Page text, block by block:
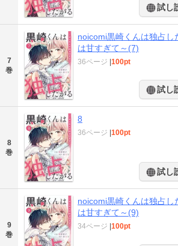
試し
7
巻
noicomi黒崎くんは独占し
は甘すぎて～(7)
36ページ |100pt
試し
8
巻
8
36ページ |100pt
試し
9
巻
noicomi黒崎くんは独占し
は甘すぎて～(9)
34ページ |100pt